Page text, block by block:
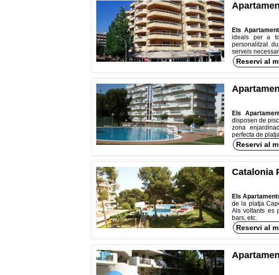
Els
ideals per a
personalitzat
serveis
Reservi al
Els
disposen de
zona
Reservi al
Catalonia
Els
de la platja
Als voltants es
Reservi al